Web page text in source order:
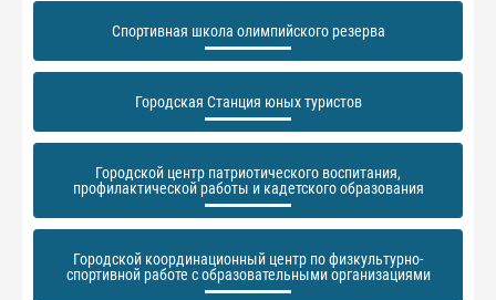
Спортивная школа олимпийского резерва
Городская Станция юных туристов
Городской центр патриотического воспитания,
профилактической работы и кадетского образования
Городской координационный центр по физкультурно-
спортивной работе с образовательными организациями